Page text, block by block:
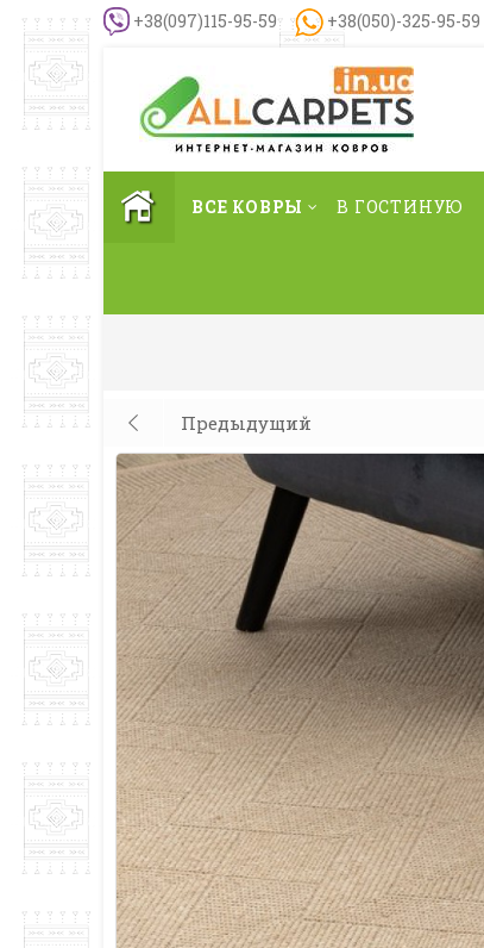
+38(097)115-95-59 +38(050)-325-95-59
ВСЕ КОВРЫ В ГОСТИНУЮ
Предыдущий